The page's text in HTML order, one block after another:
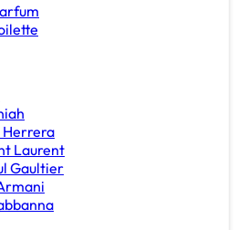
Herrera
Laurent
Gaultier